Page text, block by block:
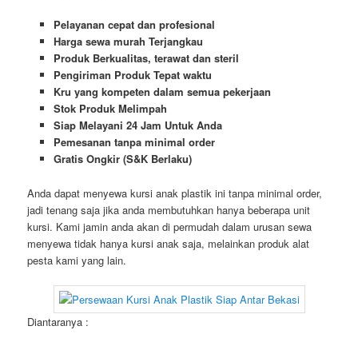
Pelayanan cepat dan profesional
Harga sewa murah Terjangkau
Produk Berkualitas, terawat dan steril
Pengiriman Produk Tepat waktu
Kru yang kompeten dalam semua pekerjaan
Stok Produk Melimpah
Siap Melayani 24 Jam Untuk Anda
Pemesanan tanpa minimal order
Gratis Ongkir (S&K Berlaku)
Anda dapat menyewa kursi anak plastik ini tanpa minimal order,
jadi tenang saja jika anda membutuhkan hanya beberapa unit
kursi. Kami jamin anda akan di permudah dalam urusan sewa
menyewa tidak hanya kursi anak saja, melainkan produk alat
pesta kami yang lain.
Diantaranya :